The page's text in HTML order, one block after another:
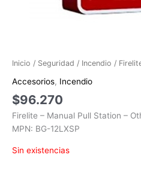
Inicio / Seguridad / Incendio /
Accesorios, Incendio
$96.270
Firelite – Manual Pull Station –
MPN: BG-12LXSP
Sin existencias